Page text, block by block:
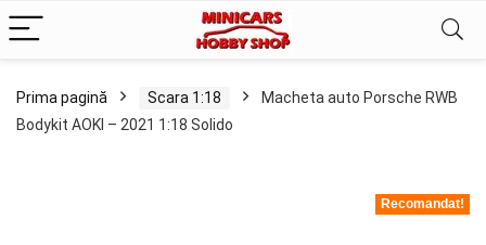
Prima pagină Scara 1:18
Macheta auto Porsche RWB
Bodykit AOKI – 2021 1:18 Solido
Recomandat!